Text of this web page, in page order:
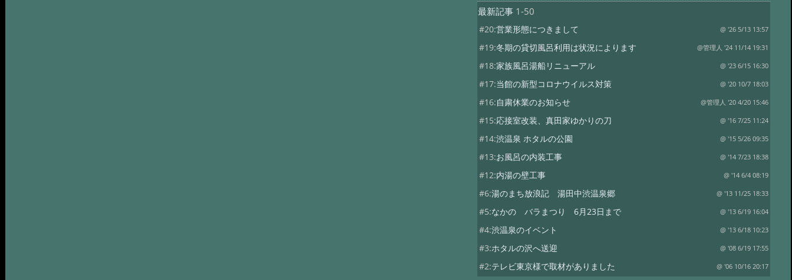
最新記事1-50
#20:営業形態につきまして @ '26 5/13 13:57
#19:冬期の貸切風呂利用は状況によります @管理人 '24 11/14 19:31
#18:家族風呂湯船リニューアル @ '23 6/15 16:30
#17:当館の新型コロナウイルス対策 @ '20 10/7 18:03
#16:自粛休業のお知らせ @管理人 '20 4/20 15:46
#15:応接室改装、真田家ゆかりの刀 @ '16 7/25 11:24
#14:渋温泉 ホタルの公園 @ '15 5/26 09:35
#13:お風呂の内装工事 @ '14 7/23 18:38
#12:内湯の壁工事 @ '14 6/4 08:19
#6:湯のまち放浪記 湯田中渋温泉郷 @ '13 11/25 18:33
#5:なかの バラまつり 6月23日まで @ '13 6/19 16:04
#4:渋温泉のイベント @ '13 6/18 10:23
#3:ホタルの沢へ送迎 @ '08 6/19 17:55
#2:テレビ東京様で取材がありました @ '06 10/16 20:17